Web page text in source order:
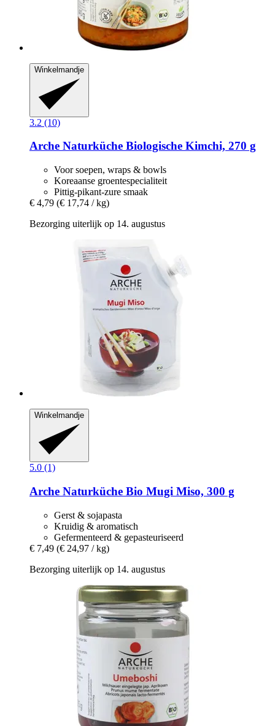
Winkelmandje
3.2 (10)
Arche Naturküche Biologische Kimchi, 270 g
Voor soepen, wraps & bowls
Koreaanse groentespecialiteit
Pittig-pikant-zure smaak
€ 4,79 (€ 17,74 / kg)
Bezorging uiterlijk op 14. augustus
Winkelmandje
5.0 (1)
Arche Naturküche Bio Mugi Miso, 300 g
Gerst & sojapasta
Kruidig & aromatisch
Gefermenteerd & gepasteuriseerd
€ 7,49 (€ 24,97 / kg)
Bezorging uiterlijk op 14. augustus